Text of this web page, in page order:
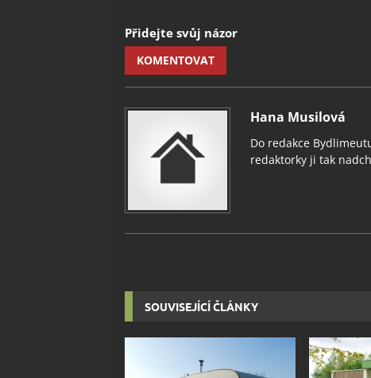
Přidejte svůj názor
KOMENTOVAT
Hana Musilová
Do redakce
redaktorky ji tak
SOUVISEJÍCÍ ČLÁNKY